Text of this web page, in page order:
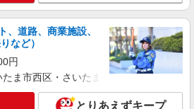
、道路、商業施設、
など）
円
ま市西区・さいたま市岩槻区・久喜市・
とりあえずキープ